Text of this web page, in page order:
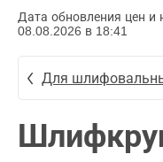
Дата обновления цен и
08.08.2026 в 18:41
Для